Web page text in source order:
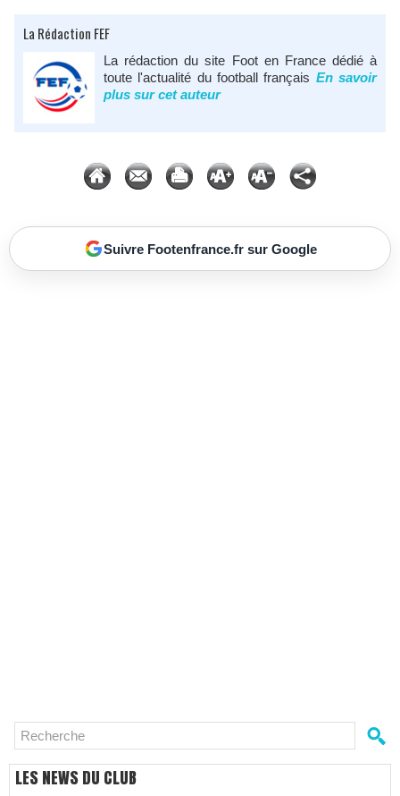
La Rédaction FEF
La rédaction du site Foot en France dédié à
toute l'actualité du football français En savoir
plus sur cet auteur
Suivre Footenfrance.fr sur Google
LES NEWS DU CLUB